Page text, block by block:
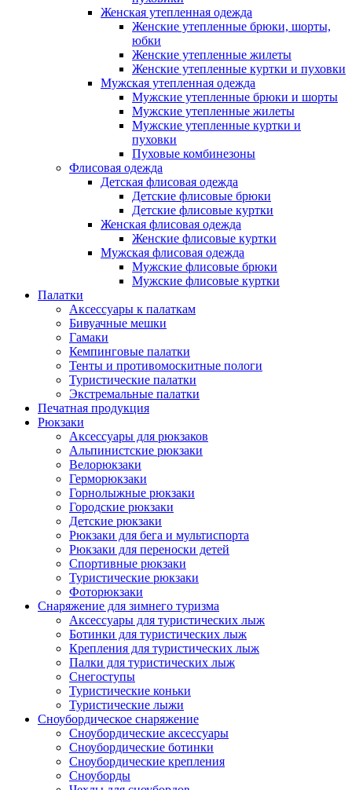
Женская утепленная одежда
Женские утепленные брюки, шорты,
юбки
Женские утепленные жилеты
Женские утепленные куртки и пуховки
Мужская утепленная одежда
Мужские утепленные брюки и шорты
Мужские утепленные жилеты
Мужские утепленные куртки и
пуховки
Пуховые комбинезоны
Флисовая одежда
Детская флисовая одежда
Детские флисовые брюки
Детские флисовые куртки
Женская флисовая одежда
Женские флисовые куртки
Мужская флисовая одежда
Мужские флисовые брюки
Мужские флисовые куртки
Палатки
Аксессуары к палаткам
Бивуачные мешки
Гамаки
Кемпинговые палатки
Тенты и противомоскитные пологи
Туристические палатки
Экстремальные палатки
Печатная продукция
Рюкзаки
Аксессуары для рюкзаков
Альпинистские рюкзаки
Велорюкзаки
Герморюкзаки
Горнолыжные рюкзаки
Городские рюкзаки
Детские рюкзаки
Рюкзаки для бега и мультиспорта
Рюкзаки для переноски детей
Спортивные рюкзаки
Туристические рюкзаки
Фоторюкзаки
Снаряжение для зимнего туризма
Аксессуары для туристических лыж
Ботинки для туристических лыж
Крепления для туристических лыж
Палки для туристических лыж
Снегоступы
Туристические коньки
Туристические лыжи
Сноубордическое снаряжение
Сноубордические аксессуары
Сноубордические ботинки
Сноубордические крепления
Сноуборды